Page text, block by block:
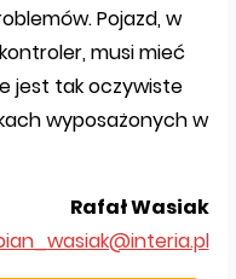
Pojazd, w
musi mieć
jest tak oczywiste
wyposażonych w
Rafał Wasiak